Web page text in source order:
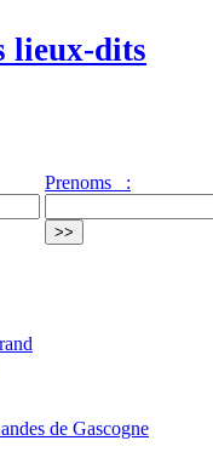
lieux-dits
Prenoms :
de Gascogne